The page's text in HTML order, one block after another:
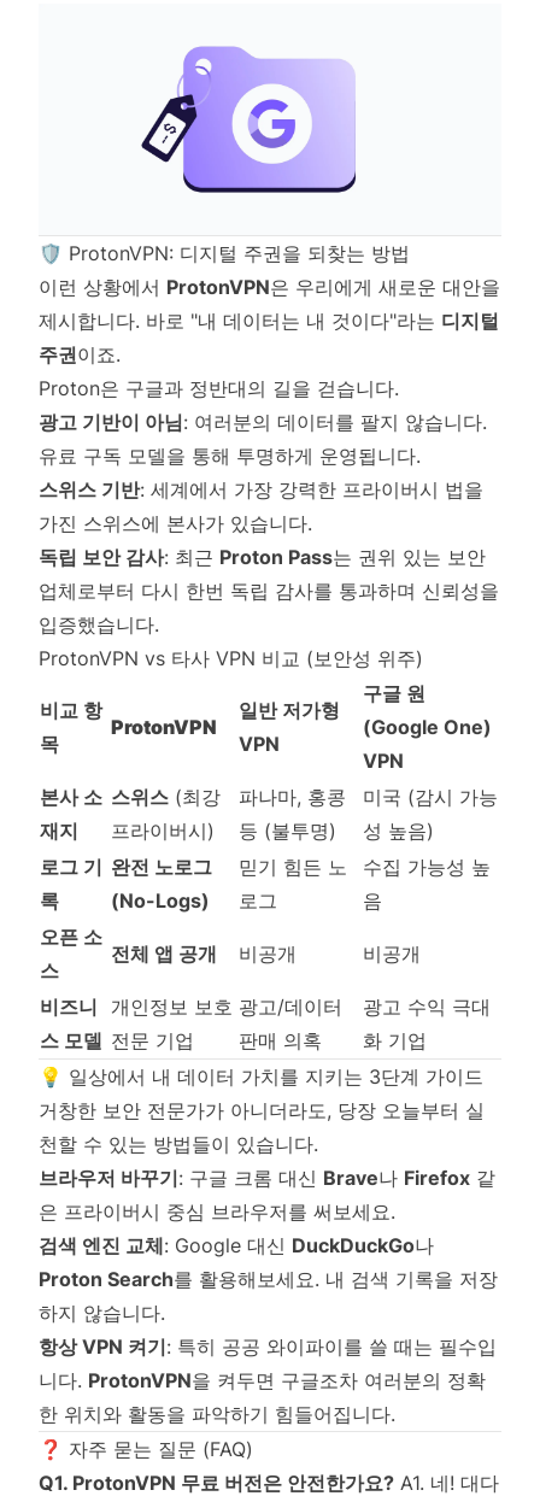
🛡️ ProtonVPN: 디지털 주권을 되찾는 방법
이런 상황에서 ProtonVPN은 우리에게 새로운 대안을
제시합니다. 바로 "내 데이터는 내 것이다"라는 디지털
주권이죠.
Proton은 구글과 정반대의 길을 걷습니다.
광고 기반이 아님: 여러분의 데이터를 팔지 않습니다.
유료 구독 모델을 통해 투명하게 운영됩니다.
스위스 기반: 세계에서 가장 강력한 프라이버시 법을
가진 스위스에 본사가 있습니다.
독립 보안 감사: 최근 Proton Pass는 권위 있는 보안
업체로부터 다시 한번 독립 감사를 통과하며 신뢰성을
입증했습니다.
ProtonVPN vs 타사 VPN 비교 (보안성 위주)
비교 항
목
ProtonVPN
일반 저가형
VPN
구글 원
(Google One)
VPN
본사 소
재지
스위스 (최강
프라이버시)
파나마, 홍콩
등 (불투명)
미국 (감시 가능
성 높음)
로그 기
록
완전 노로그
(No-Logs)
믿기 힘든 노
로그
수집 가능성 높
음
오픈 소
스
전체 앱 공개 비공개 비공개
비즈니
스 모델
개인정보 보호
전문 기업
광고/데이터
판매 의혹
광고 수익 극대
화 기업
💡 일상에서 내 데이터 가치를 지키는 3단계 가이드
거창한 보안 전문가가 아니더라도, 당장 오늘부터 실
천할 수 있는 방법들이 있습니다.
브라우저 바꾸기: 구글 크롬 대신 Brave나 Firefox 같
은 프라이버시 중심 브라우저를 써보세요.
검색 엔진 교체: Google 대신 DuckDuckGo나
Proton Search를 활용해보세요. 내 검색 기록을 저장
하지 않습니다.
항상 VPN 켜기: 특히 공공 와이파이를 쓸 때는 필수입
니다. ProtonVPN을 켜두면 구글조차 여러분의 정확
한 위치와 활동을 파악하기 힘들어집니다.
❓ 자주 묻는 질문 (FAQ)
Q1. ProtonVPN 무료 버전은 안전한가요? A1. 네! 대다